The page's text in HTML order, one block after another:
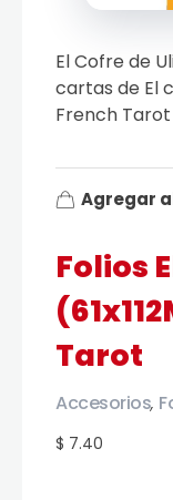
Folios
Tarot
$ 7.40
Accesorios,
El Cofre de
cartas de El
French Tarot
Agregar